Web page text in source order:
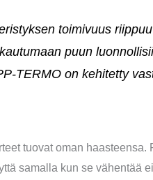
toimivuus
puun
TERMO on kehitetty
tuovat oman
samalla kun se vähentää